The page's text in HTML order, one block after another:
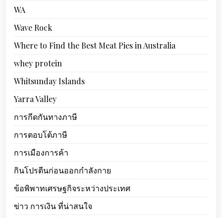
WA
Wave Rock
Where to Find the Best Meat Pies in Australia
whey protein
Whitsunday Islands
Yarra Valley
การกีดกันทางภาษี
การตอบโต้ภาษี
การเมืองการค้า
กินโปรตีนก่อนออกกำลังกาย
ข้อพิพาทเศรษฐกิจระหว่างประเทศ
ข่าว การเงิน ที่น่าสนใจ